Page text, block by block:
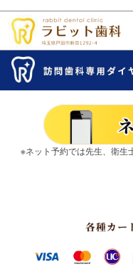
※ネット予約では先生、衛生